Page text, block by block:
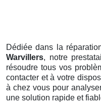
Dédiée dans la
Warvillers, notre
résoudre tous vos
contacter et à votre
à chez vous pour
une solution rapide et